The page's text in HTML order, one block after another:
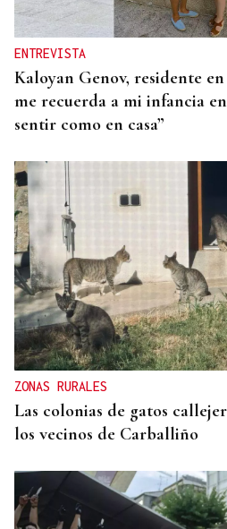
ENTREVISTA
Kaloyan Genov, residente
me recuerda a mi infancia
sentir como en casa”
ZONAS RURALES
Las colonias de gatos
los vecinos de Carballiño